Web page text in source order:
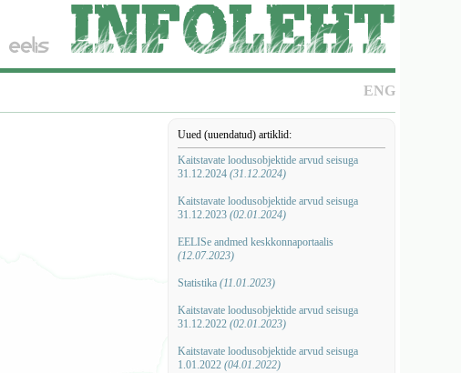
ENG
Uued (uuendatud) artiklid:
Kaitstavate loodusobjektide arvud seisuga
31.12.2024 (31.12.2024)
Kaitstavate loodusobjektide arvud seisuga
31.12.2023 (02.01.2024)
EELISe andmed keskkonnaportaalis
(12.07.2023)
Statistika (11.01.2023)
Kaitstavate loodusobjektide arvud seisuga
31.12.2022 (02.01.2023)
Kaitstavate loodusobjektide arvud seisuga
1.01.2022 (04.01.2022)